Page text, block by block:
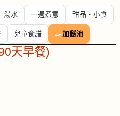
湯水 一週煮意 甜品・小食
兒童食譜 🍳加餸池
天早餐)